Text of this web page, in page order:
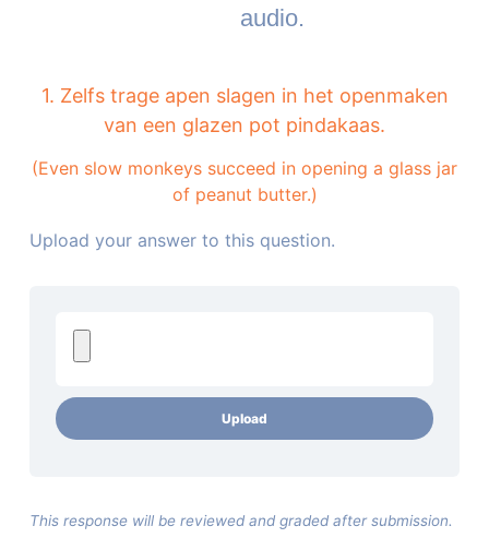
audio.
1. Zelfs trage apen slagen in het openmaken
van een glazen pot pindakaas.
(Even slow monkeys succeed in opening a glass jar
of peanut butter.)
Upload your answer to this question.
This response will be reviewed and graded after submission.